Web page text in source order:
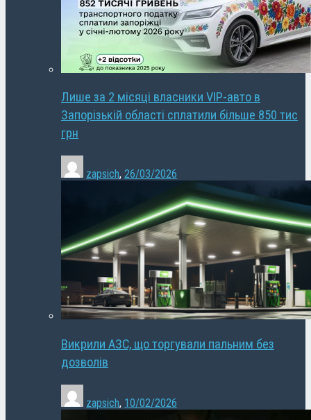
Лише за 2 місяці власники VIP-авто в
Запорізькій області сплатили більше 850 тис
грн
zapsich, 26/03/2026
Викрили АЗС, що торгували пальним без
дозволів
zapsich, 10/02/2026